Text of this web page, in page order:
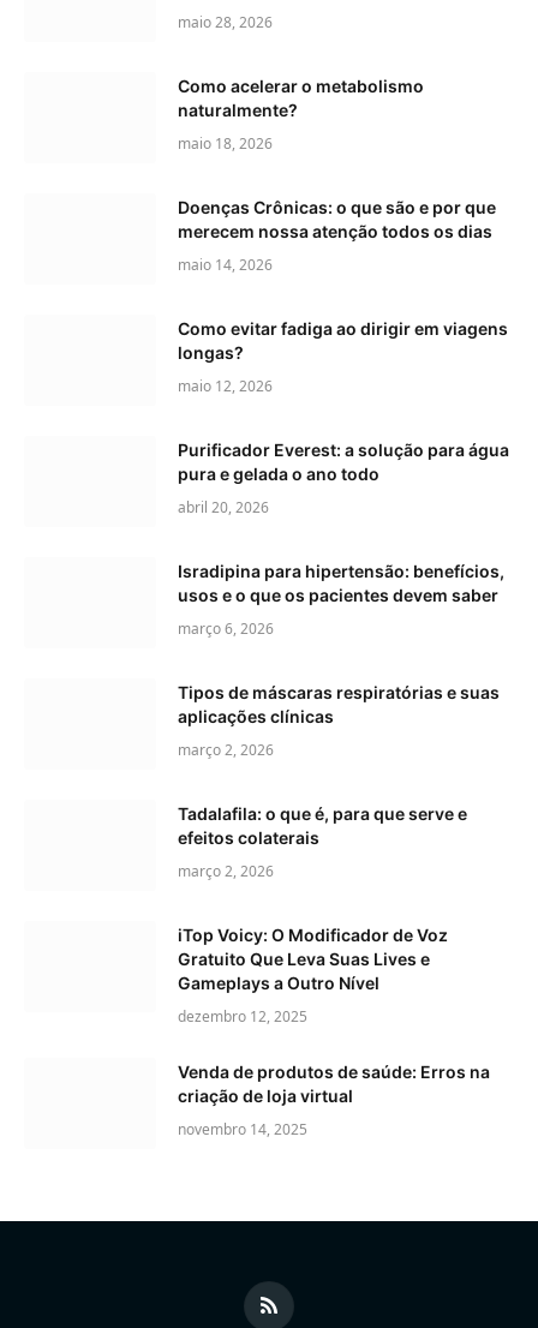
maio 28, 2026
Como acelerar o metabolismo
naturalmente?
maio 18, 2026
Doenças Crônicas: o que são e por que
merecem nossa atenção todos os dias
maio 14, 2026
Como evitar fadiga ao dirigir em viagens
longas?
maio 12, 2026
Purificador Everest: a solução para água
pura e gelada o ano todo
abril 20, 2026
Isradipina para hipertensão: benefícios,
usos e o que os pacientes devem saber
março 6, 2026
Tipos de máscaras respiratórias e suas
aplicações clínicas
março 2, 2026
Tadalafila: o que é, para que serve e
efeitos colaterais
março 2, 2026
iTop Voicy: O Modificador de Voz
Gratuito Que Leva Suas Lives e
Gameplays a Outro Nível
dezembro 12, 2025
Venda de produtos de saúde: Erros na
criação de loja virtual
novembro 14, 2025
RSS